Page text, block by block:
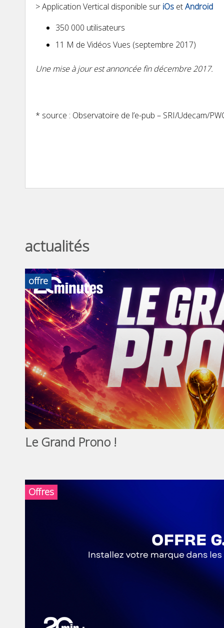
> Application Vertical disponible sur iOs etAndroid
350 000 utilisateurs
11 M de Vidéos Vues (septembre 2017)
Une mise à jour est annoncée fin décembre 2017.
* source : Observatoire de l’e-pub – SRI/Udecam/
actualités
offre
Le Grand Prono !
Offres